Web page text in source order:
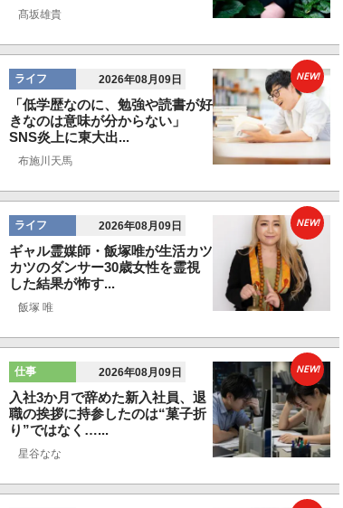
髙坂雄貴
ライフ 2026年08月09日
「低学歴なのに、勉強や読書が好
きなのは意味が分からない」
SNS炎上に東大出...
布施川天馬
NEW!
ライフ 2026年08月09日
ギャル霊媒師・飯塚唯が生活カツ
カツのダンサー30歳女性を霊視
した結果が怖す...
飯塚 唯
NEW!
仕事 2026年08月09日
入社3か月で辞めた新入社員、退
職の挨拶に持参したのは“菓子折
り”ではなく…...
星谷なな
NEW!